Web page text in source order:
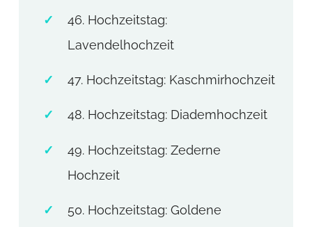
46. Hochzeitstag:
Lavendelhochzeit
47. Hochzeitstag: Kaschmirhochzeit
48. Hochzeitstag: Diademhochzeit
49. Hochzeitstag: Zederne
Hochzeit
50. Hochzeitstag: Goldene